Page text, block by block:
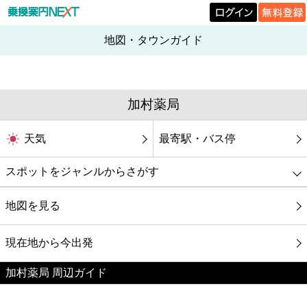
地図・タウンガイド
加村薬局
天気 最寄駅・バス停
スポットをジャンルからさがす
グルメ
映画
美容
地図を見る
現在地から今出発
加村薬局 周辺ガイド